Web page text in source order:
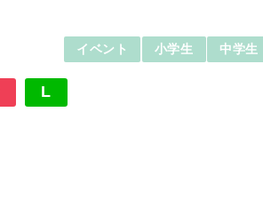
イベント 小学生 中学生
L